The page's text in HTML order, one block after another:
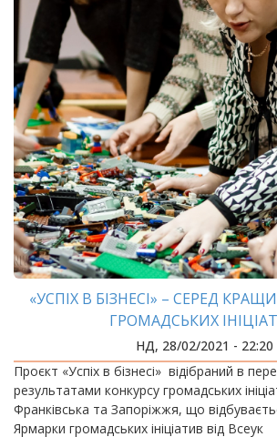
«УСПІХ В БІЗНЕСІ» – СЕРЕД
ГРОМАДСЬКИХ
НД, 28/02/2021 - 22:20
Проєкт «Успіх в бізнесі» відібраний в
результатами конкурсу громадських
Франківська та Запоріжжя, що
Ярмарки громадських ініціатив від Всеук